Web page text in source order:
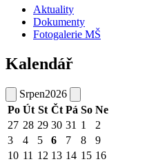
Aktuality
Dokumenty
Fotogalerie MŠ
Kalendář
Srpen2026
Po Út St Čt Pá So Ne
27 28 29 30 31 1
2
3
4 5 6 7 8
9
10 11 12 13 14 15 16